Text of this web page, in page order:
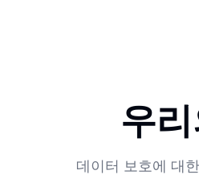
우
데이터 보호에 대